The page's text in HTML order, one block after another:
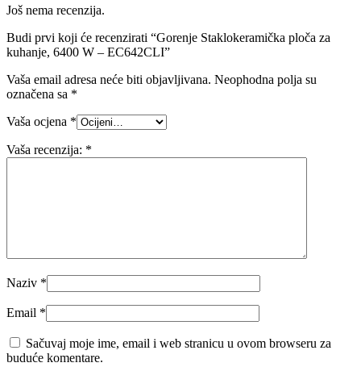
Još nema recenzija.
Budi prvi koji će recenzirati “Gorenje Staklokeramička ploča za
kuhanje, 6400 W – EC642CLI”
Vaša email adresa neće biti objavljivana. Neophodna polja su
označena sa *
Vaša ocjena *
Vaša recenzija: *
Naziv *
Email *
Sačuvaj moje ime, email i web stranicu u ovom browseru za
buduće komentare.